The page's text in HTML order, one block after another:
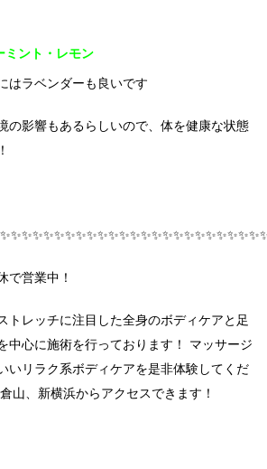
ミント・レモン
はラベンダーも良いです
の影響もあるらしいので、体を健康な状態
で営業中！
トレッチに注目した全身のボディケアと足
中心に施術を行っております！ マッサージ
いリラク系ボディケアを是非体験してくだ
山、新横浜からアクセスできます！